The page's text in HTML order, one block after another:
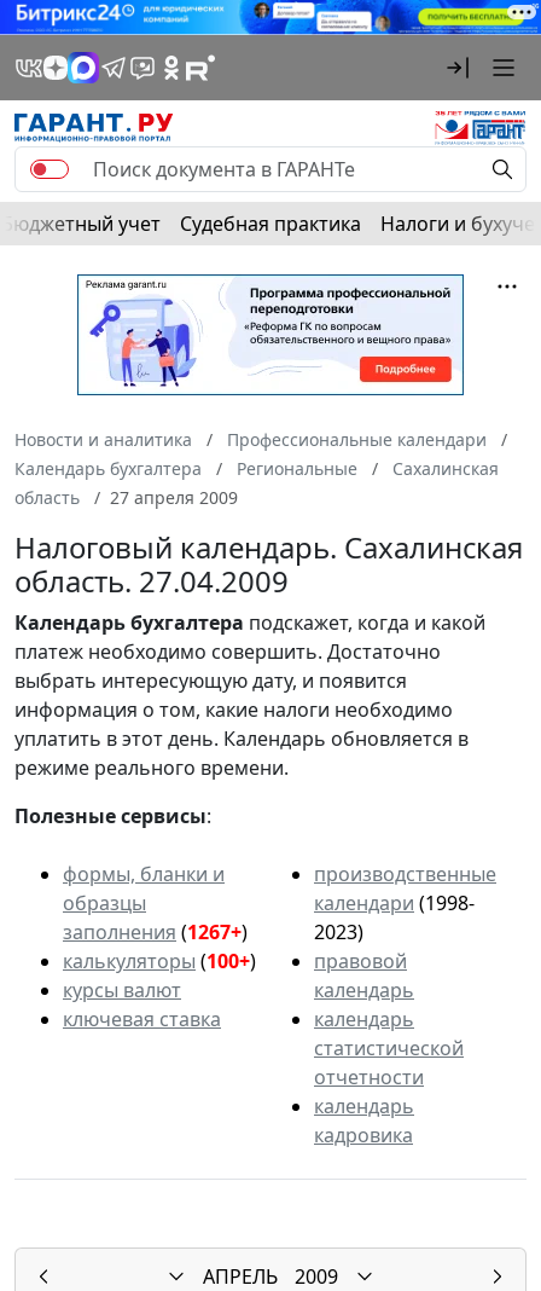
Бюджетный учет Судебная практика Налоги и
Новости и аналитика
Профессиональные календари
Календарь бухгалтера
Региональные
Сахалинская
область
27 апреля 2009
Налоговый календарь. Сахалинская
область. 27.04.2009
Календарьбухгалтера подскажет, когда и какой
платеж необходимо совершить. Достаточно
выбрать интересующую дату, и появится
информация о том, какие налоги необходимо
уплатить в этот день. Календарь обновляется в
режиме реального времени.
Полезные сервисы:
формы, бланки и
образцы
заполнения (1267+)
калькуляторы (100+)
курсы валют
ключевая ставка
производственные
календари (1998-
2023)
правовой
календарь
календарь
статистической
отчетности
календарь
кадровика
АПРЕЛЬ
2009